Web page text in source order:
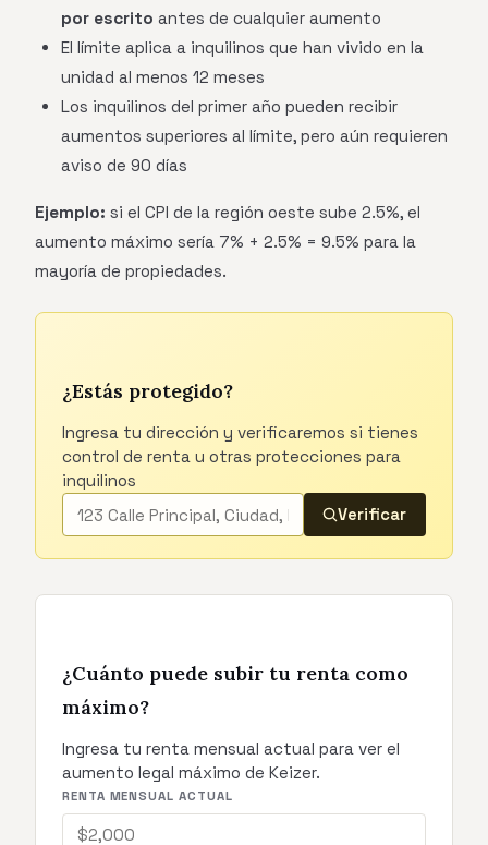
por escrito antes de cualquier aumento
El límite aplica a inquilinos que han vivido en la
unidad al menos 12 meses
Los inquilinos del primer año pueden recibir
aumentos superiores al límite, pero aún requieren
aviso de 90 días
Ejemplo: si el CPI de la región oeste sube 2.5%, el
aumento máximo sería 7% + 2.5% = 9.5% para la
mayoría de propiedades.
¿Estás protegido?
Ingresa tu dirección y verificaremos si tienes
control de renta u otras protecciones para
inquilinos
Verificar
¿Cuánto puede subir tu renta como
máximo?
Ingresa tu renta mensual actual para ver el
aumento legal máximo de Keizer.
RENTA MENSUAL ACTUAL